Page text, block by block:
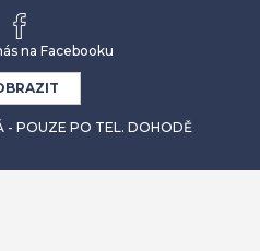
na Facebooku
POUZE PO TEL. DOHODĚ